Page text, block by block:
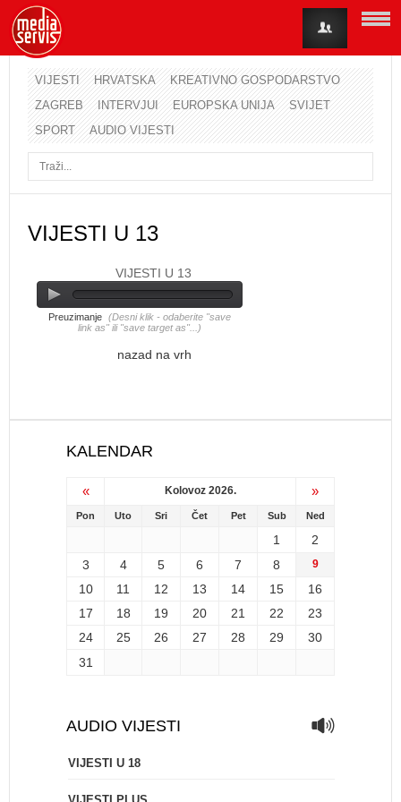
VIJESTI HRVATSKA
KREATIVNO GOSPODARSTVO
ZAGREB
INTERVJUI EUROPSKA UNIJA
SVIJET
SPORT
AUDIO VIJESTI
VIJESTI U 13
VIJESTI U 13
Preuzimanje (Desni klik - odaberite "save
link as" ili "save target as"...)
nazad na vrh
KALENDAR
« Kolovoz 2026. »
Pon Uto Sri Čet Pet Sub Ned
1
2
3
4 5 6 7 8 9
10 11 12 13 14 15
16
17
18 19 20 21 22
23
24
25 26 27 28 29
30
31
AUDIO VIJESTI
VIJESTI U 18
Korisničko ime
Lozinka
Zaboravili ste lozinku?